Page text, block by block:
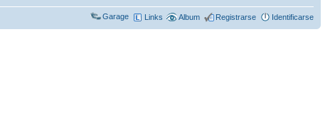
Garage Links Album Registrarse Identificarse